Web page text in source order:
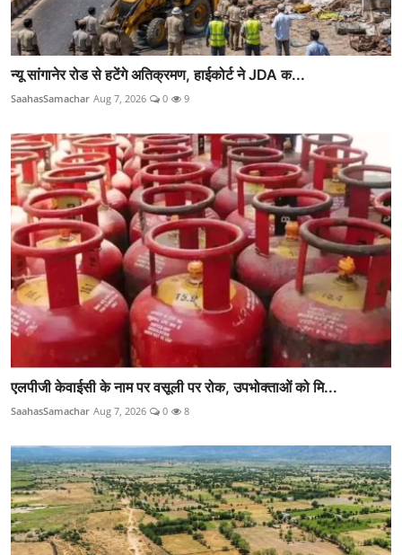
न्यू सांगानेर रोड से हटेंगे अतिक्रमण, हाईकोर्ट ने JDA क...
SaahasSamachar Aug 7, 2026 0 9
एलपीजी केवाईसी के नाम पर वसूली पर रोक, उपभोक्ताओं को मि...
SaahasSamachar Aug 7, 2026 0 8